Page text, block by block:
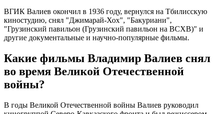
ВГИК Валиев окончил в 1936 году, вернулся на Тбилисскую
киностудию, снял "Джимарай-Хох", "Бакуриани",
"Грузинский павильон (Грузинский павильон на ВСХВ)" и
другие документальные и научно-популярные фильмы.
Какие фильмы Владимир Валиев снял
во время Великой Отечественной
войны?
В годы Великой Отечественной войны Валиев руководил